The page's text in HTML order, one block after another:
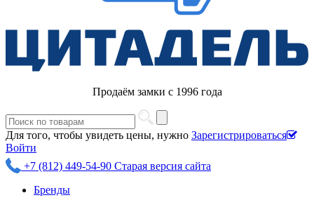
Продаём замки с 1996 года
Для того, чтобы увидеть цены, нужно Зарегистрироваться
Войти
+7 (812) 449-54-90 Старая версия сайта
Бренды